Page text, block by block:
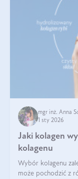
mgr inż. Anna
1 sty 2026
Jaki kolagen
kolagenu
Wybór kolagenu
może pochodzić z